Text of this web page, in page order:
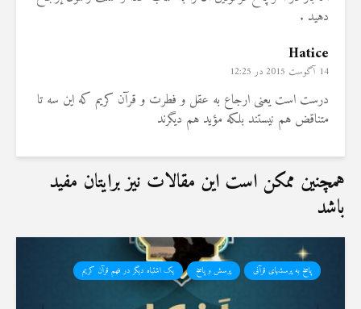
دهيد .
Hatice
14 آگوست 2015 در 12:25
درست است یعنی ارجاع به عقل و فطرت و قرآن کریم که این سه تا
متناقض هم نیستند بلکه مؤید هم دیگرند
همچنین ممکن است این مقالات نیز برایتان مفید
باشد
پاسخ به پرسشهای قرآنی پرسش و پاسخ یک اشتباه دیگر در فهم قرآن کریم